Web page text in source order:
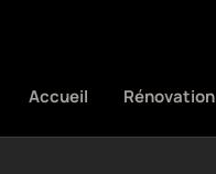
Accueil Rénovation